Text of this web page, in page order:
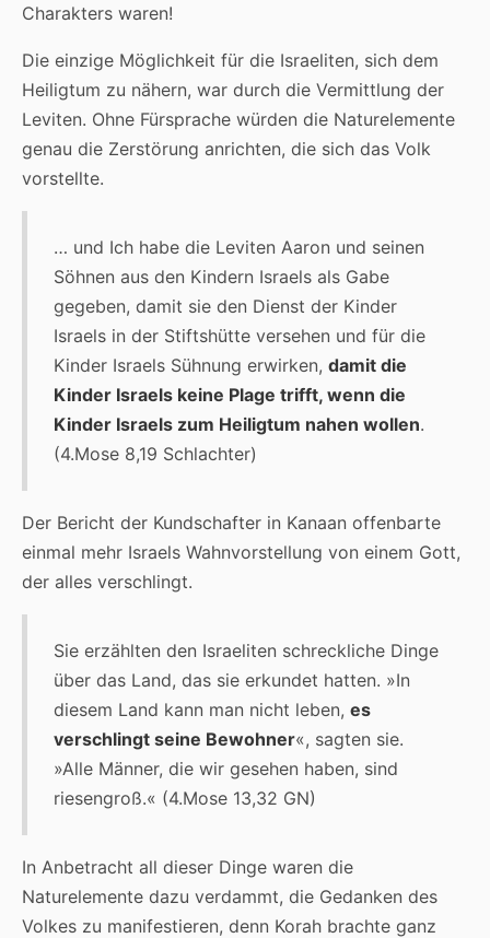
Charakters waren!
Die einzige Möglichkeit für die Israeliten, sich dem
Heiligtum zu nähern, war durch die Vermittlung der
Leviten. Ohne Fürsprache würden die Naturelemente
genau die Zerstörung anrichten, die sich das Volk
vorstellte.
… und Ich habe die Leviten Aaron und seinen
Söhnen aus den Kindern Israels als Gabe
gegeben, damit sie den Dienst der Kinder
Israels in der Stiftshütte versehen und für die
Kinder Israels Sühnung erwirken, damit die
Kinder Israels keine Plage trifft, wenn die
Kinder Israels zum Heiligtum nahen wollen.
(4.Mose 8,19 Schlachter)
Der Bericht der Kundschafter in Kanaan offenbarte
einmal mehr Israels Wahnvorstellung von einem Gott,
der alles verschlingt.
Sie erzählten den Israeliten schreckliche Dinge
über das Land, das sie erkundet hatten. »In
diesem Land kann man nicht leben, es
verschlingt seine Bewohner«, sagten sie.
»Alle Männer, die wir gesehen haben, sind
riesengroß.« (4.Mose 13,32 GN)
In Anbetracht all dieser Dinge waren die
Naturelemente dazu verdammt, die Gedanken des
Volkes zu manifestieren, denn Korah brachte ganz